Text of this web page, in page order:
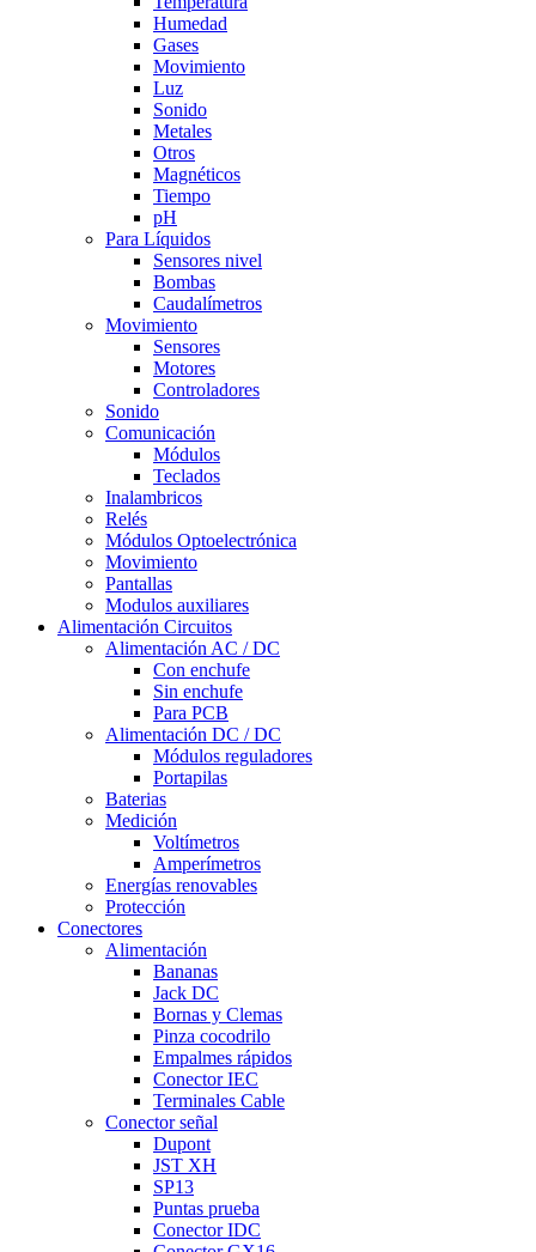
Humedad
Gases
Movimiento
Luz
Sonido
Metales
Otros
Magnéticos
Tiempo
pH
Para Líquidos
Sensores nivel
Bombas
Caudalímetros
Movimiento
Sensores
Motores
Controladores
Sonido
Comunicación
Módulos
Teclados
Inalambricos
Relés
Módulos Optoelectrónica
Movimiento
Pantallas
Modulos auxiliares
Alimentación Circuitos
Alimentación AC / DC
Con enchufe
Sin enchufe
Para PCB
Alimentación DC / DC
Módulos reguladores
Portapilas
Baterias
Medición
Voltímetros
Amperímetros
Energías renovables
Protección
Conectores
Alimentación
Bananas
Jack DC
Bornas y Clemas
Pinza cocodrilo
Empalmes rápidos
Conector IEC
Terminales Cable
Conector señal
Dupont
JST XH
SP13
Puntas prueba
Conector IDC